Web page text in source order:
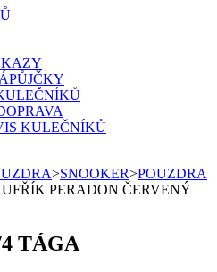
KULEČNÍKŮ
>SNOOKER>POUZDRA
PERADON ČERVENÝ
TÁGA